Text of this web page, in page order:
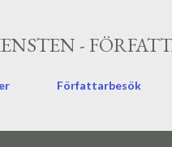
-
Författarbesök